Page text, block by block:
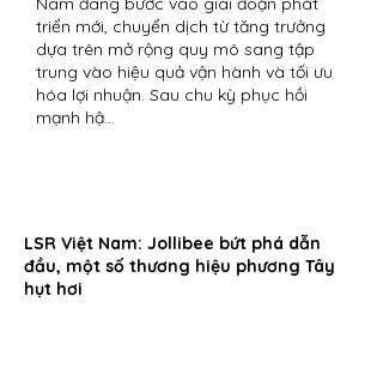
triển mới, chuyển dịch từ tăng trưởng
dựa trên mở rộng quy mô sang tập
trung vào hiệu quả vận hành và tối ưu
hóa lợi nhuận. Sau chu kỳ phục hồi
mạnh hậ…
LSR Việt Nam: Jollibee bứt phá dẫn
đầu, một số thương hiệu phương Tây
hụt hơi